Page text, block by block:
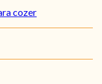
cozer